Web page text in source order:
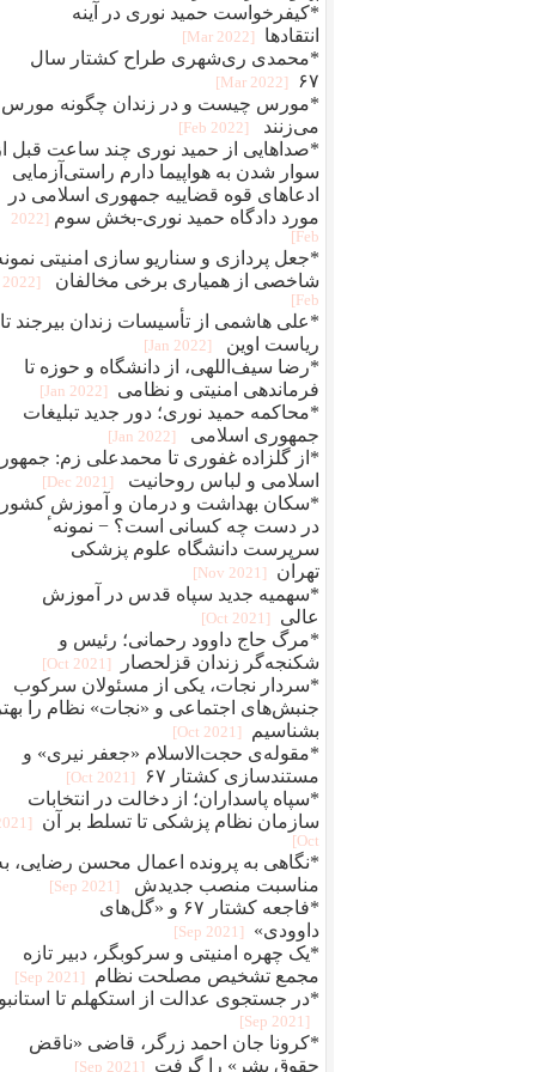
*کیفرخواست حمید نوری در آینه
انتقادها
[2022 Mar]
*محمدی‌ ری‌شهری طراح کشتار سال
۶۷
[2022 Mar]
*مورس چیست و در زندان چگونه مورس
می‌زنند
[2022 Feb]
*صداهایی از حمید نوری چند ساعت قبل
سوار شدن به هواپیما دارم راستی‌آزمایی
ادعاهای قوه قضاییه جمهوری اسلامی در
مورد دادگاه حمید نوری-بخش سوم
[2022
Feb]
*جعل پردازی و سناريو سازی امنيتی
شاخصی از همياری برخی مخالفان
[2022
Feb]
*علی هاشمی از تأسیسات زندان بیرجند تا
ریاست اوین
[2022 Jan]
*رضا سیف‌اللهی، از دانشگاه و حوزه تا
فرماندهی امنیتی و نظامی
[2022 Jan]
*محاکمه حميد نوری؛ دور جديد تبلیغات
جمهوری اسلامی
[2022 Jan]
*از گلزاده غفوری تا محمدعلی زم:
اسلامی و لباس روحانیت
[2021 Dec]
*سکان بهداشت و درمان و آموزش کشور
در دست چه کسانی است؟ − نمونهٴ
سرپرست دانشگاه علوم پزشکی
تهران
[2021 Nov]
*سهمیه جدید سپاه قدس در آموزش
عالی
[2021 Oct]
*مرگ حاج داوود رحمانی؛ رئیس و
شکنجه‌گر زندان قزلحصار
[2021 Oct]
*سردار نجات، یکی از مسئولان سرکوب
جنبش‌های اجتماعی و «نجات» نظام را
بشناسیم
[2021 Oct]
*مقوله‌ی حجت‌الاسلام «جعفر نیری» و
مستند‌سازی کشتار ۶۷
[2021 Oct]
*سپاه پاسداران؛ از دخالت در انتخابات
سازمان نظام پزشکی تا تسلط بر آن
Oct]
*نگاهی به پرونده اعمال محسن رضایی،
مناسبت منصب جدیدش
[2021 Sep]
*فاجعه کشتار ۶۷ و «گل‌های
داوودی»
[2021 Sep]
*یک چهره‌‌ امنیتی و سرکوبگر، دبیر تازه
مجمع تشخیص مصلحت نظام
[2021 Sep]
*در جستجوی عدالت از استکهلم تا
[2021 Sep]
*کرونا جان احمد زرگر، قاضی «ناقض
حقوق بشر» را گرفت
[2021 Sep]